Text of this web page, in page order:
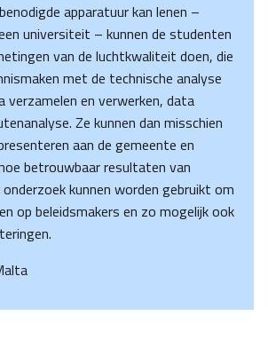
apparatuur kan lenen –
universiteit – kunnen de studenten
van de luchtkwaliteit doen, die
met de technische analyse
verzamelen en verwerken, data
Ze kunnen dan misschien
aan de gemeente en
betrouwbaar resultaten van
kunnen worden gebruikt om
op beleidsmakers en zo mogelijk ook